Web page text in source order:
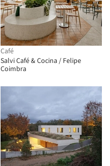
Café
Salvi Café & Cocina / Felipe
Coimbra